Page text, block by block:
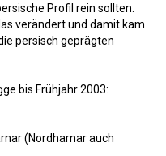
Profil rein sollten.
verändert und damit kam
persisch geprägten
bis Frühjahr 2003:
(Nordharnar auch